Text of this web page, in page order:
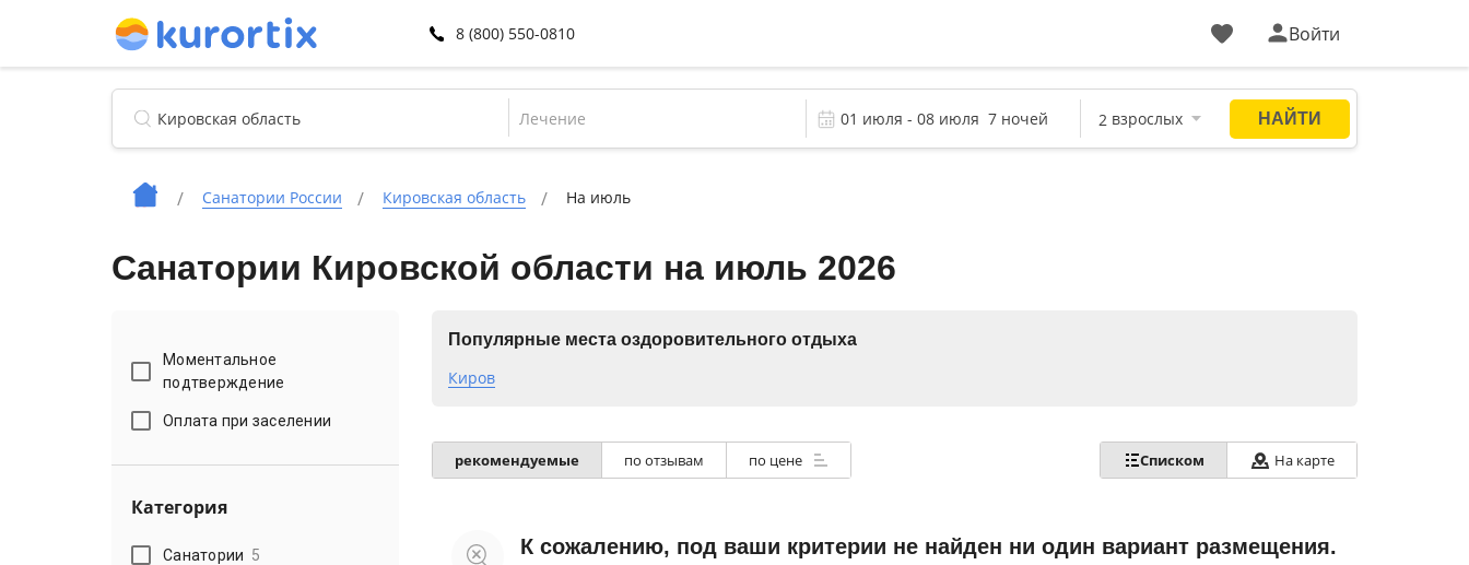
8 (800) 550-0810 Войти
Лечение
Санатории России Кировская область На июль
Санатории Кировской области на июль 2026
Моментальное
подтверждение
Оплата при заселении
Категория
Санатории 5
Популярные места оздоровительного отдыха
Киров
рекомендуемые по отзывам по цене Списком На карте
К сожалению, под ваши критерии не найден ни один вариант размещения.